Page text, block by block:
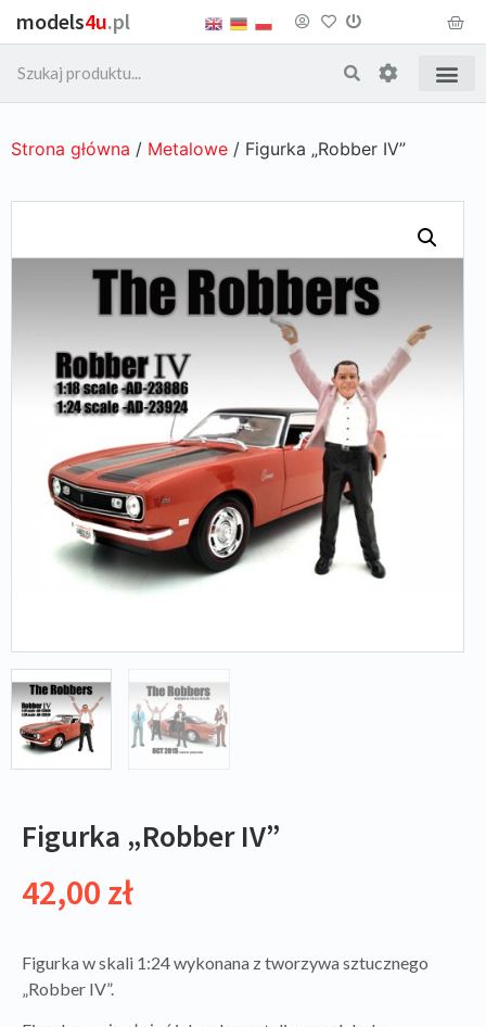
models4u.pl
Strona główna / Metalowe / Figurka „Robber IV”
Figurka „Robber IV”
42,00 zł
Figurka w skali 1:24 wykonana z tworzywa sztucznego
„Robber IV”.